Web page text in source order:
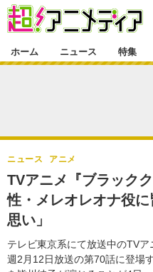
ゲーム・アプリ
グッズ
舞台
特集一覧
ラキりす
連載マンガ
連載マンガ一覧
番組・動画一覧
連載・ブログ
編集部ブログ・お知らせ
ホーム ニュース 特集
TVアニメ『ブラック
性・メレオレオナ役
思い」
テレビ東京系にて放送中のTV
週2月12日放送の第70話に登場
ニュース アニメ